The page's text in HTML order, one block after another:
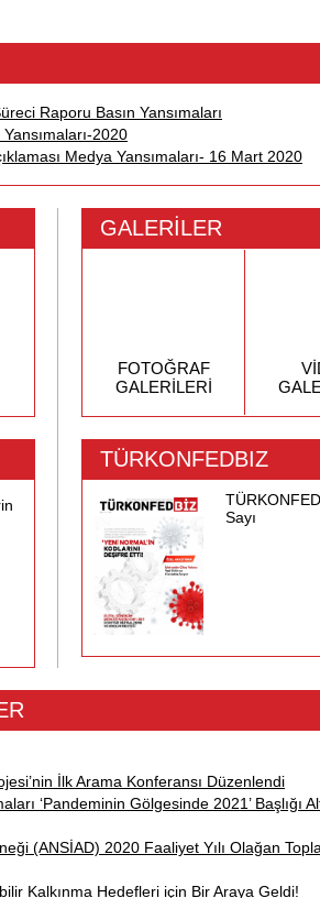
Raporu Basın Yansımaları
Yansımaları-2020
Medya Yansımaları- 16 Mart 2020
GALERİLER
FOTOĞRAF
GALERİLERİ
TÜRKONFEDBIZ
Sayı
İlk Arama Konferansı Düzenlendi
‘Pandeminin Gölgesinde 2021’ Başlığı
(ANSİAD) 2020 Faaliyet Yılı Olağan
Kalkınma Hedefleri için Bir Araya Geldi!